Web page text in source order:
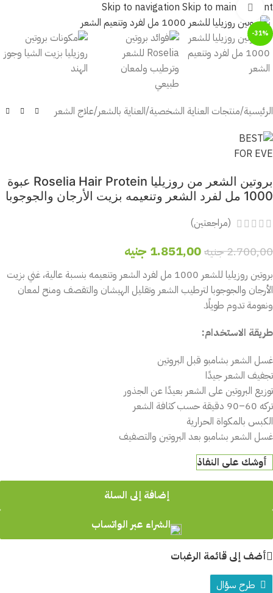
Skip to navigation Skip to main content
-31%
أضغط للتكبير
الرئيسية/منتجات العناية الشخصية/العناية بالشعر/علاج الشعر
بروتين الشعر من روزيليا Roselia Hair Protein عبوة
1000 مل لفرد الشعر وتنعيمه بزيت الأرجان والجوجوبا
(مراجعتين)
2.700,00جنيه1.851,00 جنيه
بروتين روزيليا للشعر 1000 مل لفرد الشعر وتنعيمه بنسبة عالية، غني بزيت
الأرجان والجوجوبا لترطيب الشعر وتقليل الهيشان والتقصف ومنح لمعان
ونعومة تدوم طويلًا.
طريقة الاستخدام:
غسل الشعر بشامبو قبل البروتين
تجفيف الشعر جيدًا
توزيع البروتين على الشعر بعيدًا عن الجذور
تركه 60–90 دقيقة حسب كثافة الشعر
الكبس بالمكواة الحرارية
غسل الشعر بشامبو بعد البروتين والتصفيف
أوشك على النفاذ
إضافة إلى السلة
الشراء عبر الواتساب
أضف إلى قائمة الرغبات
طرح سؤال